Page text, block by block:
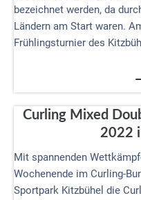
bezeichnet werden, da
Ländern am Start waren.
Frühlingsturnier des
Curling Mixed
2022
Mit spannenden
Wochenende im Curling-
Sportpark Kitzbühel die